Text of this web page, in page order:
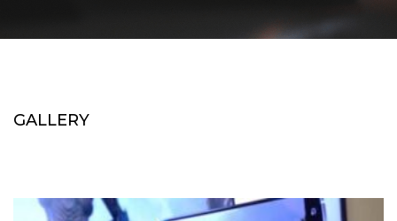
GALLERY